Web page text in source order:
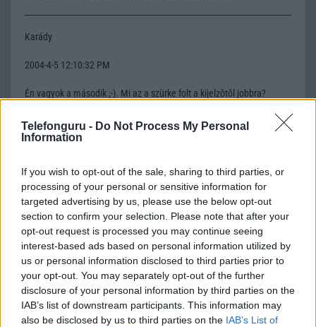
Telefonguru - Do Not Process My Personal
Information
If you wish to opt-out of the sale, sharing to third parties, or
processing of your personal or sensitive information for
targeted advertising by us, please use the below opt-out
section to confirm your selection. Please note that after your
opt-out request is processed you may continue seeing
interest-based ads based on personal information utilized by
us or personal information disclosed to third parties prior to
your opt-out. You may separately opt-out of the further
disclosure of your personal information by third parties on the
IAB’s list of downstream participants. This information may
also be disclosed by us to third parties on the IAB’s List of
Karády
2004-4-5 12:10:32 PM
Én vagyok a második ;-). Mi az a szürke folt a kijelzõtõl jobbra?
Tamas
Karády: Háát... vagy az árnyéka, vagy ezt a telefon három
összehajtható darabból áll :-) Ez egy csõd...
zoli
2004-4-6 9:28:13 AM
nem tudom nekem valahogy nem jön be de az ára a készükékhez
képest nem rossz